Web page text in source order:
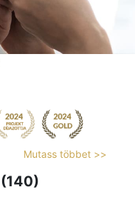
Mutass többet >>
(140)